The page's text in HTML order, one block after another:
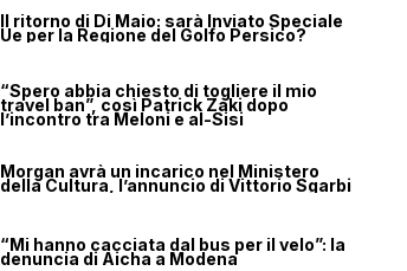
Il ritorno di Di Maio: sarà Inviato Speciale
Ue per la Regione del Golfo Persico?
“Spero abbia chiesto di togliere il mio
travel ban”, così Patrick Zaki dopo
l’incontro tra Meloni e al-Sisi
Morgan avrà un incarico nel Ministero
della Cultura, l’annuncio di Vittorio Sgarbi
“Mi hanno cacciata dal bus per il velo”: la
denuncia di Aicha a Modena